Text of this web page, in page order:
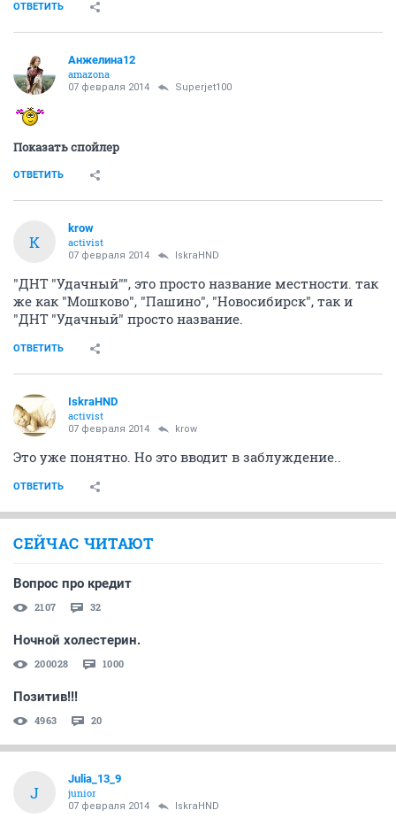
ОТВЕТИТЬ
Анжелина12
amazona
07 февраля 2014 Superjet100
Показать спойлер
ОТВЕТИТЬ
K
krow
activist
07 февраля 2014 IskraHND
"ДНТ "Удачный"", это просто название местности. так
же как "Мошково", "Пашино", "Новосибирск", так и
"ДНТ "Удачный" просто название.
ОТВЕТИТЬ
IskraHND
activist
07 февраля 2014 krow
Это уже понятно. Но это вводит в заблуждение..
ОТВЕТИТЬ
СЕЙЧАС ЧИТАЮТ
Вопрос про кредит
2107 32
Ночной холестерин.
200028 1000
Позитив!!!
4963 20
J
Julia_13_9
junior
07 февраля 2014 IskraHND